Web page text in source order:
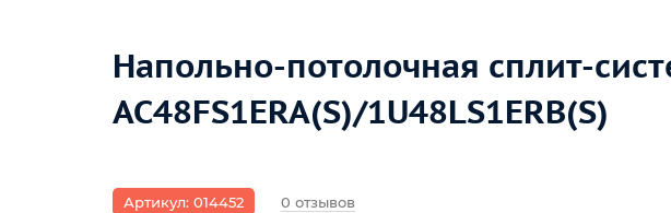
Напольно-потолочная сплит-
AC48FS1ERA(S)/1U48LS1ERB(S)
Артикул: 014452 0 отзывов